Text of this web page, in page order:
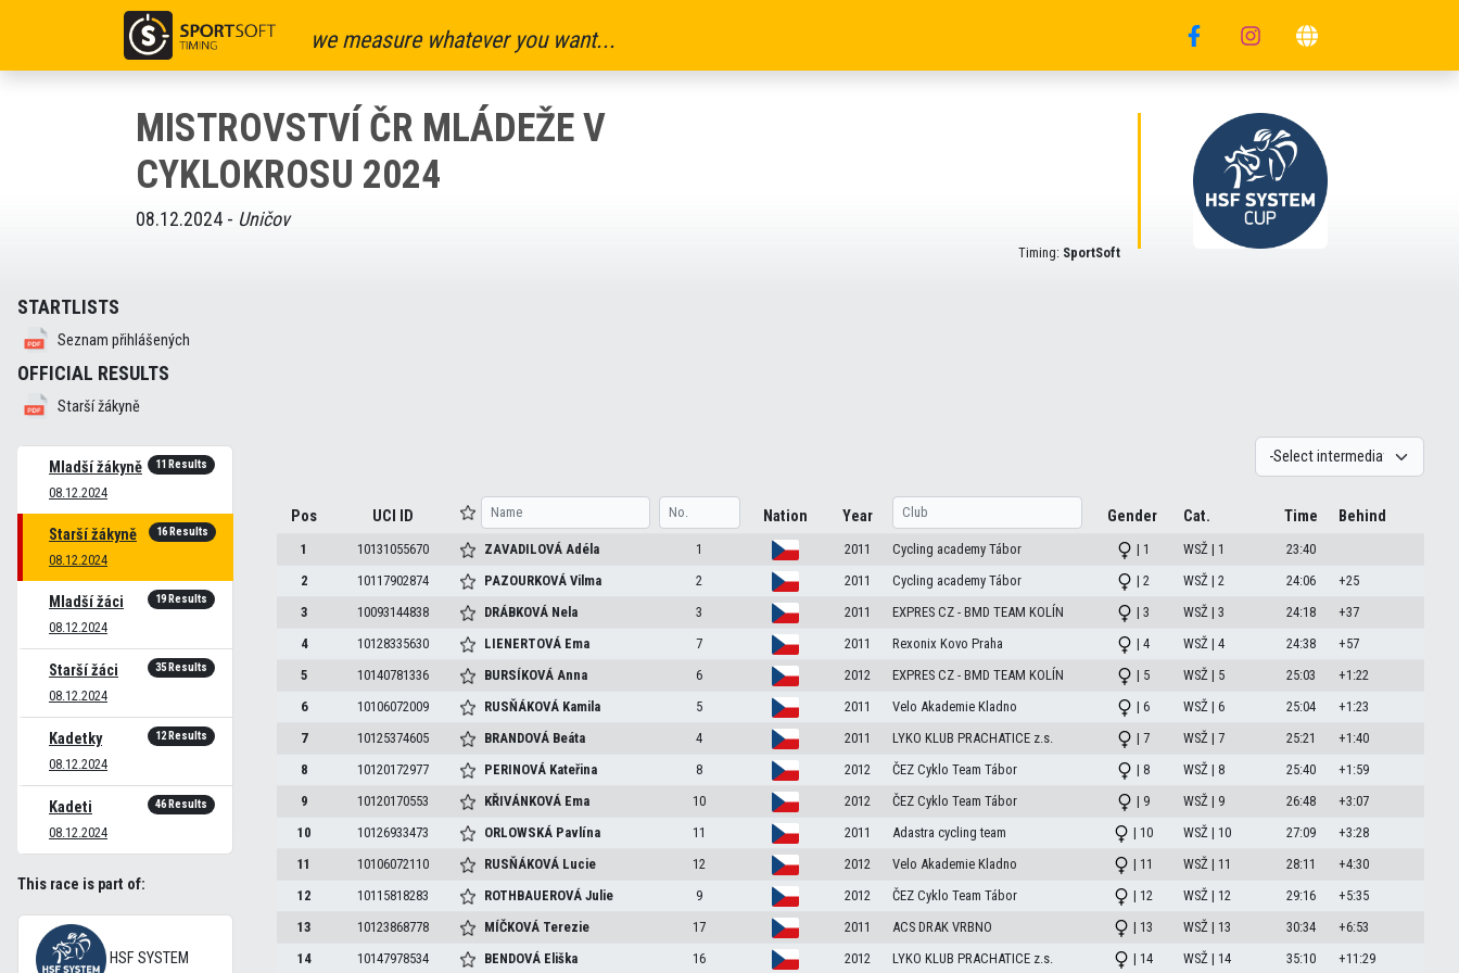
we measure whatever you want...
MISTROVSTVÍ ČR MLÁDEŽE V
CYKLOKROSU 2024
08.12.2024 - Uničov
Timing: SportSoft
STARTLISTS
Seznam přihlášených
OFFICIAL RESULTS
Starší žákyně
Mladší žákyně
08.12.2024
11 Results
Starší žákyně
08.12.2024
16 Results
Mladší žáci
08.12.2024
19 Results
Starší žáci
08.12.2024
35 Results
Kadetky
08.12.2024
12 Results
Kadeti
08.12.2024
46 Results
This race is part of:
HSF SYSTEM
Pos UCI ID Nation Year Gender Cat. Time Behind
1 10131055670 ZAVADILOVÁAdéla 1 2011 Cycling academy Tábor | 1 WSŽ | 1
23:40
2
10117902874 PAZOURKOVÁVilma 2 2011 Cycling academy Tábor | 2 WSŽ | 2 24:06
+25
3
10093144838 DRÁBKOVÁ Nela 3 2011 EXPRES CZ - BMD TEAM KOLÍN | 3 WSŽ | 3 24:18
+37
4
10128335630 LIENERTOVÁ Ema 7 2011 Rexonix Kovo Praha | 4 WSŽ | 4 24:38
+57
5
10140781336 BURSÍKOVÁAnna 6 2012 EXPRES CZ - BMD TEAM KOLÍN | 5 WSŽ | 5 25:03
+1:22
6
10106072009 RUSŇÁKOVÁ Kamila 5 2011 Velo Akademie Kladno | 6 WSŽ | 6 25:04
+1:23
7
10125374605 BRANDOVÁ Beáta 4 2011 LYKO KLUB PRACHATICE z.s. | 7 WSŽ | 7 25:21
+1:40
8
10120172977 PERINOVÁ Kateřina 8 2012 ČEZ Cyklo Team Tábor | 8 WSŽ | 8 25:40
+1:59
9
10120170553 KŘIVÁNKOVÁ Ema 10 2012 ČEZ Cyklo Team Tábor | 9 WSŽ | 9 26:48
+3:07
10
10126933473 ORLOWSKÁ Pavlína 11 2011 Adastra cycling team | 10 WSŽ | 10 27:09
+3:28
11
10106072110 RUSŇÁKOVÁ Lucie 12 2012 Velo Akademie Kladno | 11 WSŽ | 11 28:11
+4:30
12
10115818283 ROTHBAUEROVÁJulie 9 2012 ČEZ Cyklo Team Tábor | 12 WSŽ | 12 29:16
+5:35
13
10123868778 MÍČKOVÁ Terezie 17 2011 ACS DRAK VRBNO | 13 WSŽ | 13 30:34
+6:53
14
10147978534 BENDOVÁ Eliška 16 2012 LYKO KLUB PRACHATICE z.s. | 14 WSŽ | 14 35:10 +11:29